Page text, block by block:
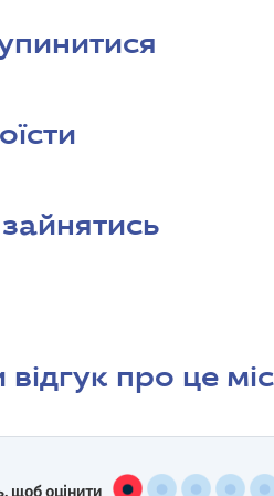
про це
щоб оцінити